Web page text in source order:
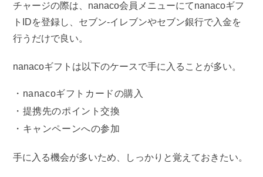
チャージの際は、nanaco会員メニューにてnanacoギフ
トIDを登録し、セブン-イレブンやセブン銀行で入金を
行うだけで良い。
nanacoギフトは以下のケースで手に入ることが多い。
nanacoギフトカードの購入
提携先のポイント交換
キャンペーンへの参加
手に入る機会が多いため、しっかりと覚えておきたい。